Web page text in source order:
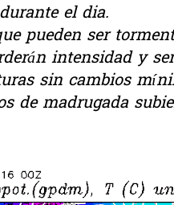
el dia.
pueden ser
intensidad y
sin cambios
de madrugada